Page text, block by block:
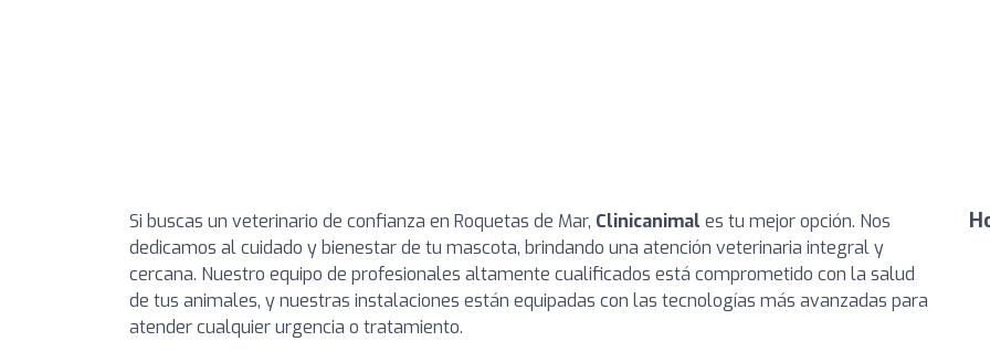
Si buscas un veterinario de confianza en Roquetas de Mar, Clinicanimal es tu mejor opción. Nos
dedicamos al cuidado y bienestar de tu mascota, brindando una atención veterinaria integral y
cercana. Nuestro equipo de profesionales altamente cualificados está comprometido con la salud
de tus animales, y nuestras instalaciones están equipadas con las tecnologías más avanzadas para
atender cualquier urgencia o tratamiento.